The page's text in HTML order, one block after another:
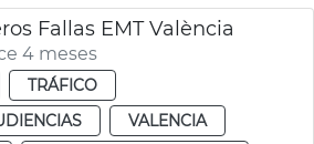
Fallas EMT València
4 meses
TRÁFICO
VALENCIA